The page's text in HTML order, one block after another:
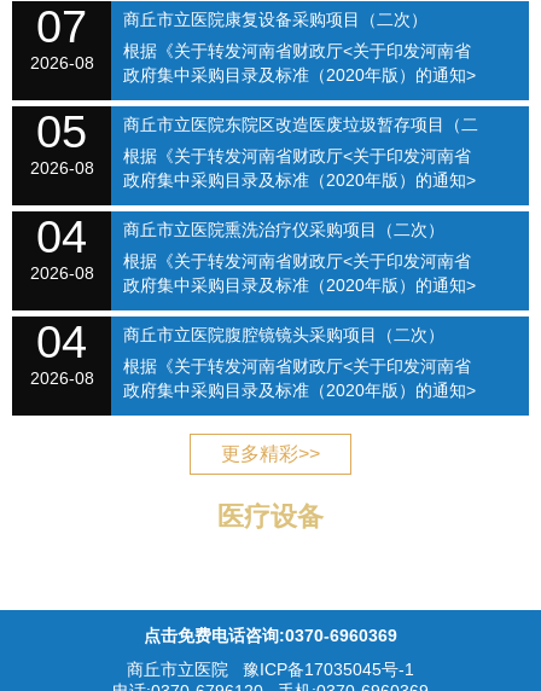
07
2026-08
商丘市立医院康复设备采购项目（二次）
SQSLYY2026-074
根据《关于转发河南省财政厅<关于印发河南省
政府集中采购目录及标准（2020年版）的通知>
的通知》（商财购〔2020〕1号）和《商丘市立
医院关于修订招标采购流程的通知》（商立院字
【2021】...
05
2026-08
商丘市立医院东院区改造医废垃圾暂存项目（二
次）（SQSLYY2026-075）
根据《关于转发河南省财政厅<关于印发河南省
政府集中采购目录及标准（2020年版）的通知>
的通知》（商财购〔2020〕1号）和《商丘市立
医院关于修订招标采购流程的通知》（商立院字
【2021】...
04
2026-08
商丘市立医院熏洗治疗仪采购项目（二次）
（SQSLYY2026-076）
根据《关于转发河南省财政厅<关于印发河南省
政府集中采购目录及标准（2020年版）的通知>
的通知》（商财购〔2020〕1号）和《商丘市立
医院关于修订招标采购流程的通知》（商立院字
【2021】...
04
2026-08
商丘市立医院腹腔镜镜头采购项目（二次）
（SQSLYY2026-077）
根据《关于转发河南省财政厅<关于印发河南省
政府集中采购目录及标准（2020年版）的通知>
的通知》（商财购〔2020〕1号）和《商丘市立
医院关于修订招标采购流程的通知》（商立院字
更多精彩>>
医疗设备
点击免费电话咨询:0370-6960369
商丘市立医院 豫ICP备17035045号-1